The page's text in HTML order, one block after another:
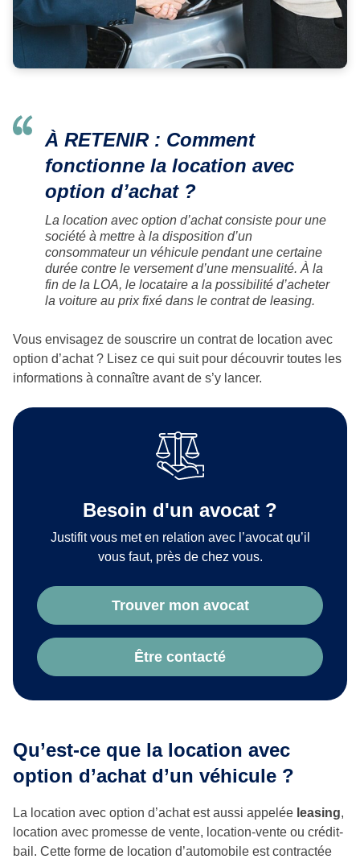
À RETENIR : Comment
fonctionne la location avec
option d’achat ?
La location avec option d’achat consiste pour une
société à mettre à la disposition d’un
consommateur un véhicule pendant une certaine
durée contre le versement d’une mensualité. À la
fin de la LOA, le locataire a la possibilité d’acheter
la voiture au prix fixé dans le contrat de leasing.
Vous envisagez de souscrire un contrat de location avec
option d’achat ? Lisez ce qui suit pour découvrir toutes les
informations à connaître avant de s’y lancer.
Besoin d'un avocat ?
Justifit vous met en relation avec l’avocat qu’il
vous faut, près de chez vous.
Trouver mon avocat
Être contacté
Qu’est-ce que la location avec
option d’achat d’un véhicule ?
La location avec option d’achat est aussi appelée leasing,
location avec promesse de vente, location-vente ou crédit-
bail. Cette forme de location d’automobile est contractée